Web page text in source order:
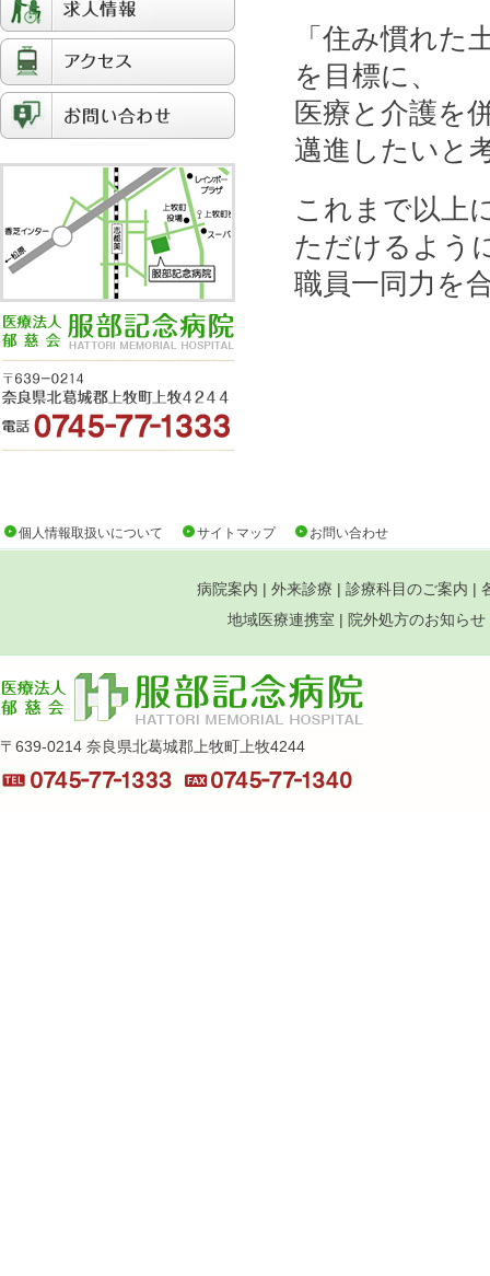
「住み慣れ
を目標に、
医療と介護を
邁進したいと
これまで以上
ただけるよう
職員一同力を
個人情報取扱いについて サイトマップ お問い合わせ
病院案内 | 外来診療 | 診療科目のご案内 |
地域医療連携室 | 院外処方のお知らせ
〒639-0214 奈良県北葛城郡上牧町上牧4244